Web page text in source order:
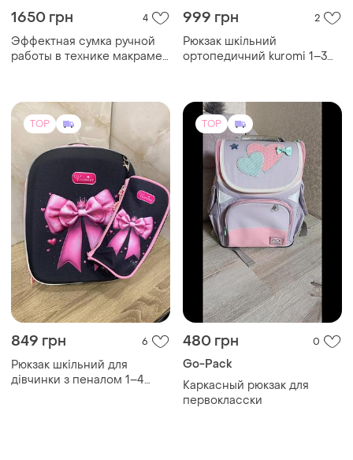
1650 грн 4
Эффектная сумка ручной
работы в технике макраме
гардероба! 🌿
999 грн 2
Рюкзак шкільний
ортопедичний kuromi 1–3
TOP
849 грн 6
Рюкзак шкільний для
дівчинки з пеналом 1–4
TOP
480 грн 0
Go-Pack
Каркасный рюкзак для
первокласски